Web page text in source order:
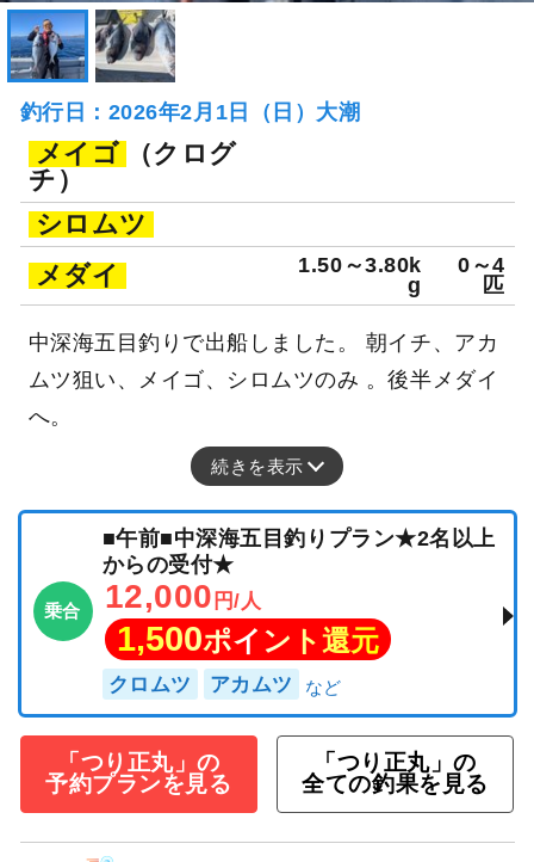
釣行日：2026年2月1日（日）大潮
メイゴ
（クログ
チ）
シロムツ
メダイ
1.50～3.80k
g
0～4
匹
中深海五目釣りで出船しました。 朝イチ、アカ
ムツ狙い、メイゴ、シロムツのみ 。後半メダイ
へ。
続きを表示
乗合
■午前■中深海五目釣りプラン★2名以上
からの受付★
12,000 円/人
1,500ポイント還元
クロムツ アカムツ
「つり正丸」の
予約プランを見る
「つり正丸」の
全ての釣果を見る